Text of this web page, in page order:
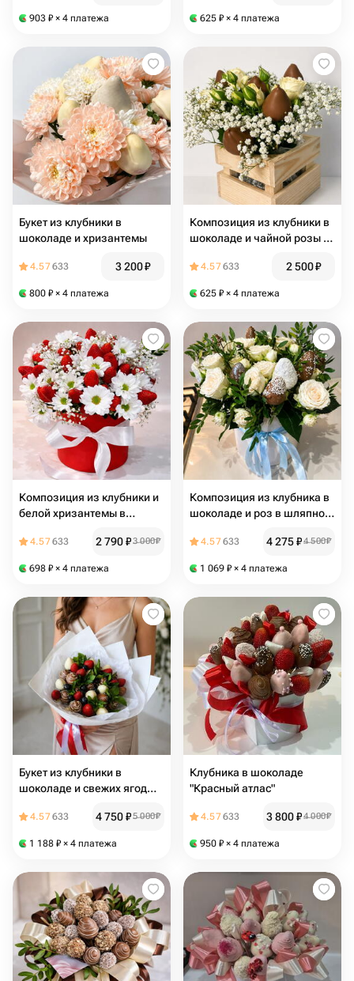
903 ₽ × 4 платежа 625 ₽ × 4 платежа
Букет из клубники в
шоколаде и хризантемы
4.57633 3 200₽
800 ₽ × 4 платежа
Композиция из клубники в
шоколаде и чайной розы в
4.57633 2 500₽
625 ₽ × 4 платежа
Композиция из клубники и
белой хризантемы в
и белое"
4.57633 2 790₽3 000₽
698 ₽ × 4 платежа
Композиция из клубника в
шоколаде и роз в шляпной
4.57633 4 275₽4 500₽
1 069 ₽ × 4 платежа
Букет из клубники в
шоколаде и свежих ягод
4.57633 4 750₽5 000₽
1 188 ₽ × 4 платежа
Клубника в шоколаде
"Красный атлас"
4.57633 3 800₽4 000₽
950 ₽ × 4 платежа